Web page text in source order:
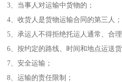
3、当事人对运输中货物的；
4、收货人是货物运输合同的第三人；
5、承运人不得拒绝托运人通常、合
6、按约定的路线、时间和地点运送货
7、安全运输；
8、运输的责任限制；